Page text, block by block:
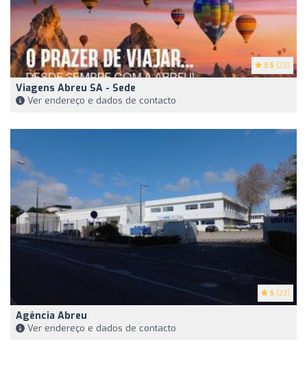
3.5 (23)
Viagens Abreu SA - Sede
Ver endereço e dados de contacto
5 (23)
Agência Abreu
Ver endereço e dados de contacto